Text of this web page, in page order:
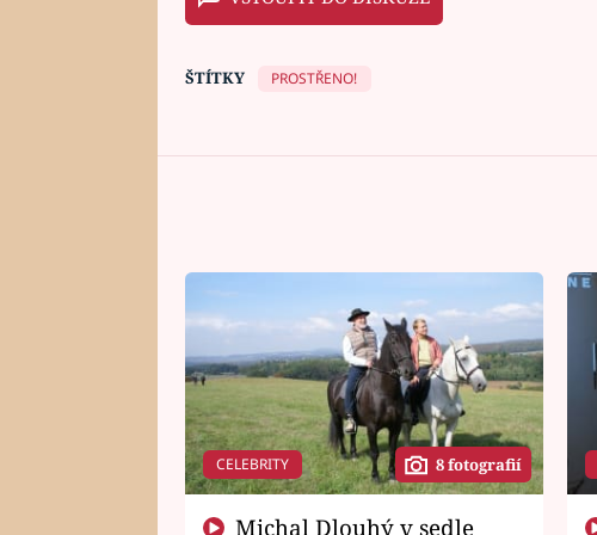
ŠTÍTKY PROSTŘENO!
CELEBRITY 8 fotografií